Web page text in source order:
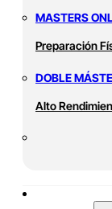
MASTERS
Preparación
DOBLE
Alto